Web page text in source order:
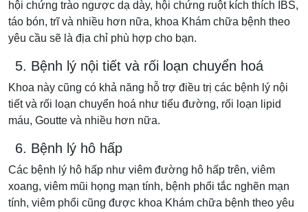
hội chứng trào ngược dạ dày, hội chứng ruột kích thích IBS,
táo bón, trĩ và nhiều hơn nữa, khoa Khám chữa bệnh theo
yêu cầu sẽ là địa chỉ phù hợp cho bạn.
5. Bệnh lý nội tiết và rối loạn chuyển hoá
Khoa này cũng có khả năng hỗ trợ điều trị các bệnh lý nội
tiết và rối loạn chuyển hoá như tiểu đường, rối loạn lipid
máu, Goutte và nhiều hơn nữa.
6. Bệnh lý hô hấp
Các bệnh lý hô hấp như viêm đường hô hấp trên, viêm
xoang, viêm mũi họng mạn tính, bệnh phổi tắc nghẽn mạn
tính, viêm phổi cũng được khoa Khám chữa bệnh theo yêu